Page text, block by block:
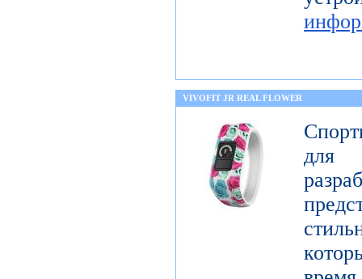
VIVOFIT JR REAL FLOWER
для